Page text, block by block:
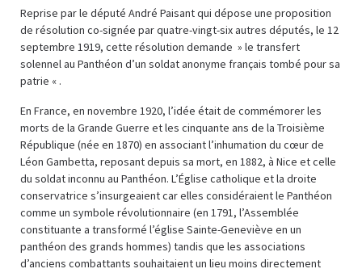
Reprise par le député André Paisant qui dépose une proposition
de résolution co-signée par quatre-vingt-six autres députés, le 12
septembre 1919, cette résolution demande » le transfert
solennel au Panthéon d’un soldat anonyme français tombé pour sa
patrie « .
En France, en novembre 1920, l’idée était de commémorer les
morts de la Grande Guerre et les cinquante ans de la Troisième
République (née en 1870) en associant l’inhumation du cœur de
Léon Gambetta, reposant depuis sa mort, en 1882, à Nice et celle
du soldat inconnu au Panthéon. L’Église catholique et la droite
conservatrice s’insurgeaient car elles considéraient le Panthéon
comme un symbole révolutionnaire (en 1791, l’Assemblée
constituante a transformé l’église Sainte-Geneviève en un
panthéon des grands hommes) tandis que les associations
d’anciens combattants souhaitaient un lieu moins directement